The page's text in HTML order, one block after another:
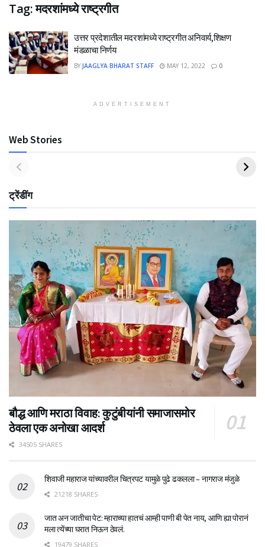
Tag:मदरशांमध्ये राष्ट्रगीत
उत्तर प्रदेशातील मदरशांमध्ये राष्ट्रगीत अनिवार्य,शिक्षण
मंडळाचा निर्णय
BY JAAGLYA BHARAT STAFF MAY 12, 2022 0
ADVERTISEMENT
Web Stories
ट्रेंडींग
बौद्ध आणि मराठा विवाह: कुटुंबीयांनी समाजासमोर
ठेवला एक अनोखा आदर्श
34505 SHARES
शिवाजी महाराज यांच्यावरील चित्रपट यामुळे पुढे ढकलला – नागराज मंजुळे
21218 SHARES
जात अन जातीचा पेट: म्हाराच्या हातचं आम्ही पाणी बी पेत नाय, आणि ह्या पोरानं
मला त्येंच्या घरात निऊन ठेवलं.
19479 SHARES